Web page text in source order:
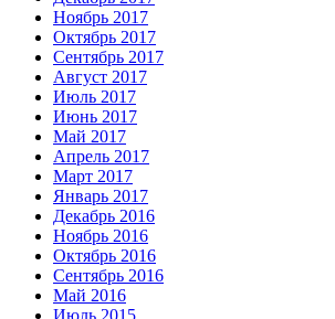
Ноябрь 2017
Октябрь 2017
Сентябрь 2017
Август 2017
Июль 2017
Июнь 2017
Май 2017
Апрель 2017
Март 2017
Январь 2017
Декабрь 2016
Ноябрь 2016
Октябрь 2016
Сентябрь 2016
Май 2016
Июль 2015